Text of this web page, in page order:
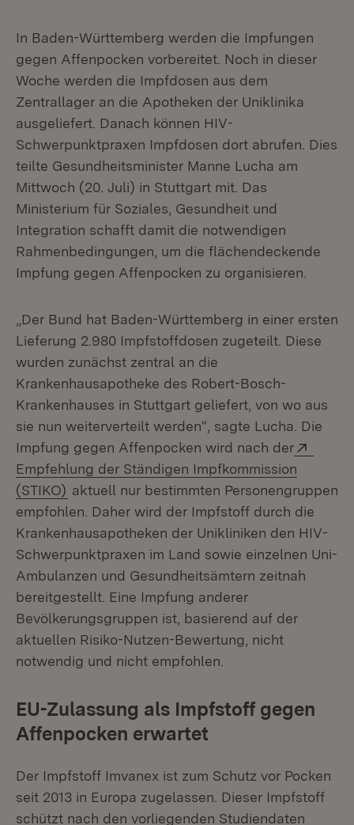
In Baden-Württemberg werden die Impfungen
gegen Affenpocken vorbereitet. Noch in dieser
Woche werden die Impfdosen aus dem
Zentrallager an die Apotheken der Uniklinika
ausgeliefert. Danach können HIV-
Schwerpunktpraxen Impfdosen dort abrufen. Dies
teilte Gesundheitsminister Manne Lucha am
Mittwoch (20. Juli) in Stuttgart mit. Das
Ministerium für Soziales, Gesundheit und
Integration schafft damit die notwendigen
Rahmenbedingungen, um die flächendeckende
Impfung gegen Affenpocken zu organisieren.
„Der Bund hat Baden-Württemberg in einer ersten
Lieferung 2.980 Impfstoffdosen zugeteilt. Diese
wurden zunächst zentral an die
Krankenhausapotheke des Robert-Bosch-
Krankenhauses in Stuttgart geliefert, von wo aus
sie nun weiterverteilt werden“, sagte Lucha. Die
Impfung gegen Affenpocken wird nach der
Empfehlung der Ständigen Impfkommission
(STIKO) (Öffnet in neuem Fenster)
aktuell nur bestimmten Personengruppen
empfohlen. Daher wird der Impfstoff durch die
Krankenhausapotheken der Unikliniken den HIV-
Schwerpunktpraxen im Land sowie einzelnen Uni-
Ambulanzen und Gesundheitsämtern zeitnah
bereitgestellt. Eine Impfung anderer
Bevölkerungsgruppen ist, basierend auf der
aktuellen Risiko-Nutzen-Bewertung, nicht
notwendig und nicht empfohlen.
EU-Zulassung als Impfstoff gegen
Affenpocken erwartet
Der Impfstoff Imvanex ist zum Schutz vor Pocken
seit 2013 in Europa zugelassen. Dieser Impfstoff
schützt nach den vorliegenden Studiendaten